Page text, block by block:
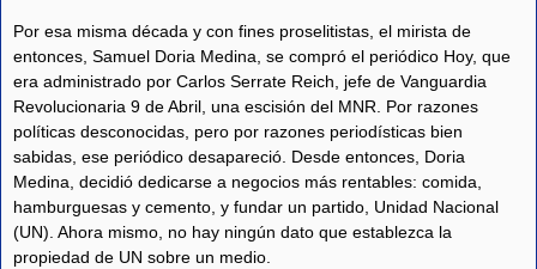
Por esa misma década y con fines proselitistas, el mirista de
entonces, Samuel Doria Medina, se compró el periódico Hoy, que
era administrado por Carlos Serrate Reich, jefe de Vanguardia
Revolucionaria 9 de Abril, una escisión del MNR. Por razones
políticas desconocidas, pero por razones periodísticas bien
sabidas, ese periódico desapareció. Desde entonces, Doria
Medina, decidió dedicarse a negocios más rentables: comida,
hamburguesas y cemento, y fundar un partido, Unidad Nacional
(UN). Ahora mismo, no hay ningún dato que establezca la
propiedad de UN sobre un medio.